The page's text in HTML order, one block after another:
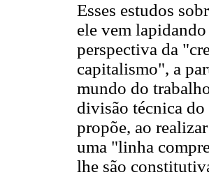
Esses estudos
ele vem
perspectiva da
capitalismo", a
mundo do
divisão técnica do
propõe, ao
uma "linha
lhe são